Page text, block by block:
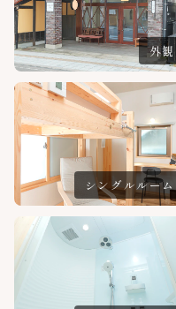
外観
シングルルーム